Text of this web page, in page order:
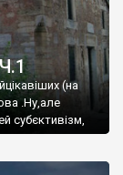
(на
.Ну,але
субєктивізм,